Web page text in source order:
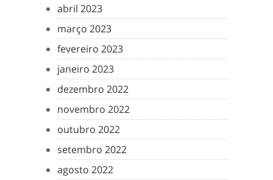
abril 2023
março 2023
fevereiro 2023
janeiro 2023
dezembro 2022
novembro 2022
outubro 2022
setembro 2022
agosto 2022